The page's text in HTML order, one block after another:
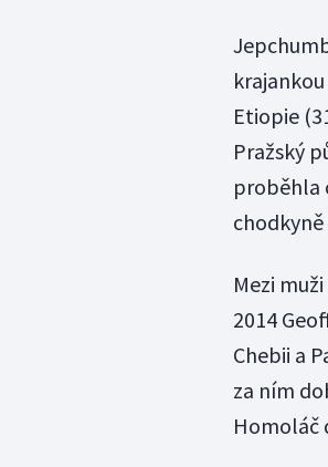
Etiopie
Pražský
proběhla
Mezi
2014
Chebii a
za ním
Homoláč